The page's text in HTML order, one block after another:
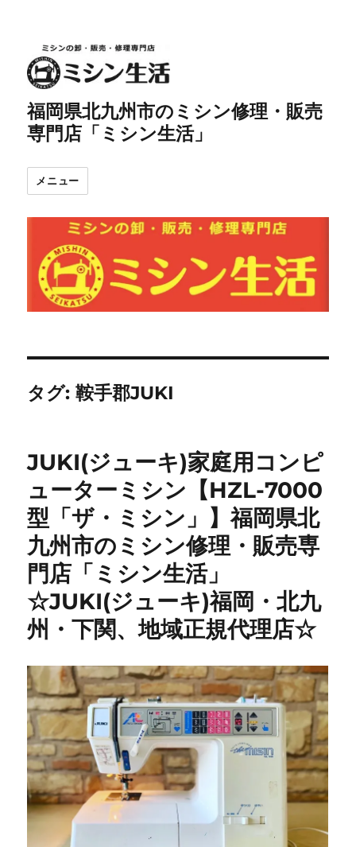
福岡県北九州市のミシン修理・販売
専門店「ミシン生活」
メニュー
タグ:鞍手郡JUKI
JUKI(ジューキ)家庭用コンピ
ューターミシン【HZL-7000
型「ザ・ミシン」】福岡県北
九州市のミシン修理・販売専
門店「ミシン生活」
☆JUKI(ジューキ)福岡・北九
州・下関、地域正規代理店☆